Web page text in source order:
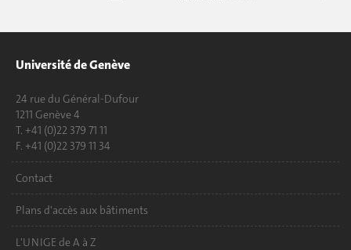
Université de Genève
24 rue du Général-Dufour
1211 Genève 4
T. +41 (0)22 379 71 11
F. +41 (0)22 379 11 34
Contact
Plans d'accès aux bâtiments
L'UNIGE de A à Z